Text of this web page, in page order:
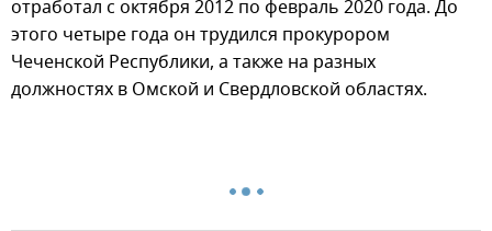
отработал с октября 2012 по февраль 2020 года. До
этого четыре года он трудился прокурором
Чеченской Республики, а также на разных
должностях в Омской и Свердловской областях.